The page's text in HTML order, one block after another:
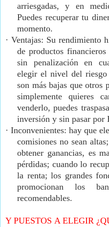
arriesgadas, y en
Puedes recuperar tu
momento.
· Ventajas: Su rendimiento
de productos financieros
sin penalización en
elegir el nivel del
son más bajas que otros
simplemente quieres
venderlo, puedes
inversión y sin pasar por
· Inconvenientes: hay que
comisiones no sean
obtener ganancias, es
pérdidas; cuando lo
la renta; los grandes
promocionan los
recomendables.
Y PUESTOS A ELEGIR